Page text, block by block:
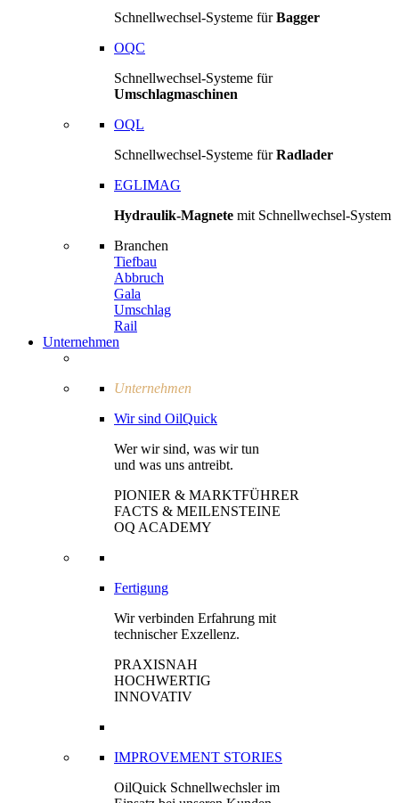
Schnellwechsel-Systeme fürBagger
OQC
Schnellwechsel-Systeme für
Umschlagmaschinen
OQL
Schnellwechsel-Systeme fürRadlader
EGLIMAG
Hydraulik-Magnete mit Schnellwechsel-System
Branchen
Tiefbau
Abbruch
Gala
Umschlag
Rail
Unternehmen
Unternehmen
Wir sind OilQuick
Wer wir sind, was wir tun
und was uns antreibt.
PIONIER & MARKTFÜHRER
FACTS & MEILENSTEINE
OQ ACADEMY
Fertigung
Wir verbinden Erfahrung mit
technischer Exzellenz.
PRAXISNAH
HOCHWERTIG
INNOVATIV
IMPROVEMENT STORIES
OilQuick Schnellwechsler im